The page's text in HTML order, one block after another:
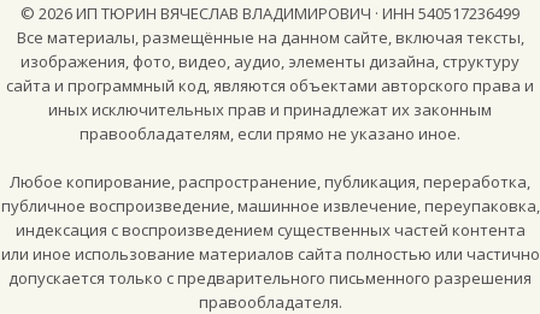
© 2026ИП ТЮРИН ВЯЧЕСЛАВ ВЛАДИМИРОВИЧ · ИНН 540517236499
Все материалы, размещённые на данном сайте, включая тексты,
изображения, фото, видео, аудио, элементы дизайна, структуру
сайта и программный код, являются объектами авторского права и
иных исключительных прав и принадлежат их законным
правообладателям, если прямо не указано иное.
Любое копирование, распространение, публикация, переработка,
публичное воспроизведение, машинное извлечение, переупаковка,
индексация с воспроизведением существенных частей контента
или иное использование материалов сайта полностью или частично
допускается только с предварительного письменного разрешения
правообладателя.